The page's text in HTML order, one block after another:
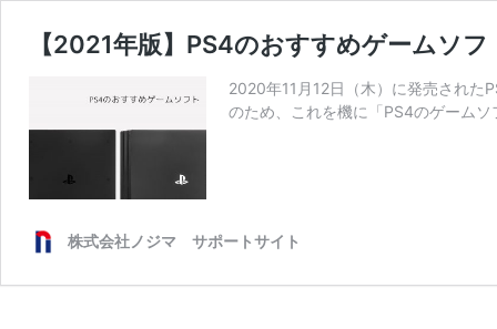
【2021年版】PS4のおすすめゲームソ
2020年11月12日（木）に発売された
のため、これを機に「PS4のゲーム
株式会社ノジマ サポートサイト